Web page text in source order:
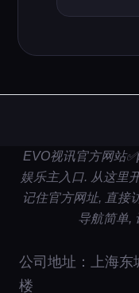
EVO视讯官方网站
娱乐主入口. 从这里
记住官方网址, 直接
导航简单,
公司地址：上海东
楼